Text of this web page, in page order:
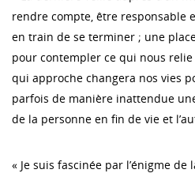
rendre compte, être responsable
en train de se terminer ; une
pour contempler ce qui nous
qui approche changera nos vies
parfois de manière inattendue
de la personne en fin de vie et
« Je suis fascinée par l’énigme